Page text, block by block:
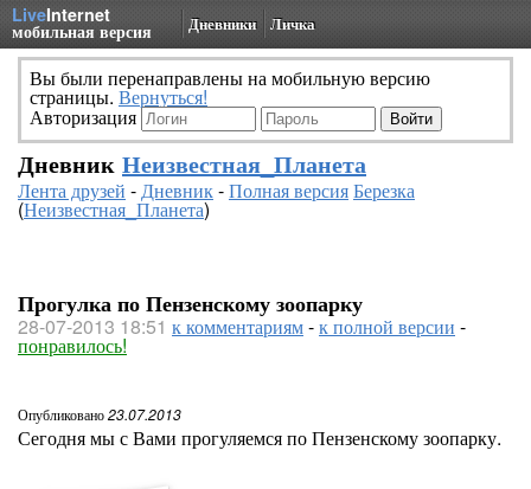
LiveInternet
мобильная версия Дневники Личка
Вы были перенаправлены на мобильную версию
страницы. Вернуться!
Авторизация
Дневник Неизвестная_Планета
Лента друзей -Дневник-Полная версияБерезка
(Неизвестная_Планета)
Прогулка по Пензенскому зоопарку
28-07-2013 18:51 к комментариям-к полной версии -
понравилось!
Опубликовано23.07.2013
Сегодня мы с Вами прогуляемся по Пензенскому зоопарку.